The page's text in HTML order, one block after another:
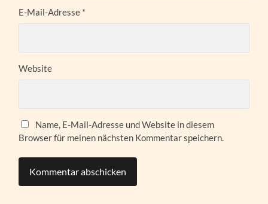
E-Mail-Adresse *
Website
Name, E-Mail-Adresse und Website in diesem
Browser für meinen nächsten Kommentar speichern.